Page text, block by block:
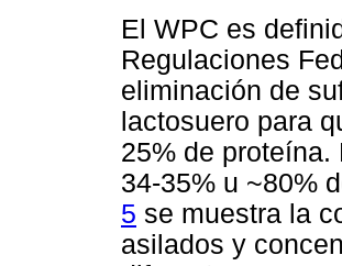
El WPC es
Regulaciones
eliminación de
lactosuero para
25% de
34-35% u ~80%
5 se muestra la
asilados y